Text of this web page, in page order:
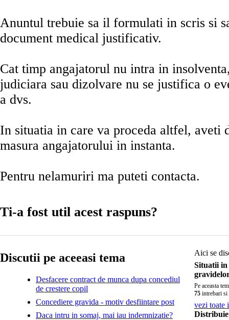
Anuntul trebuie sa il formulati in scris si
document medical justificativ.
Cat timp angajatorul nu intra in
judiciara sau dizolvare nu se justifica o
a dvs.
In situatia in care va proceda altfel, aveti
masura angajatorului in instanta.
Pentru nelamuriri ma puteti contacta.
Ti-a fost util acest raspuns?
Discutii pe aceeasi tema
Desfacere contract de munca dupa concediul
de crestere copil
Concediere gravida - motiv desfiintare post
Daca intru in somaj, mai iau indemnizatie?
Aici se
Situatii in
Pe aceasta
75 intrebari si
vezi toate
Distribuie